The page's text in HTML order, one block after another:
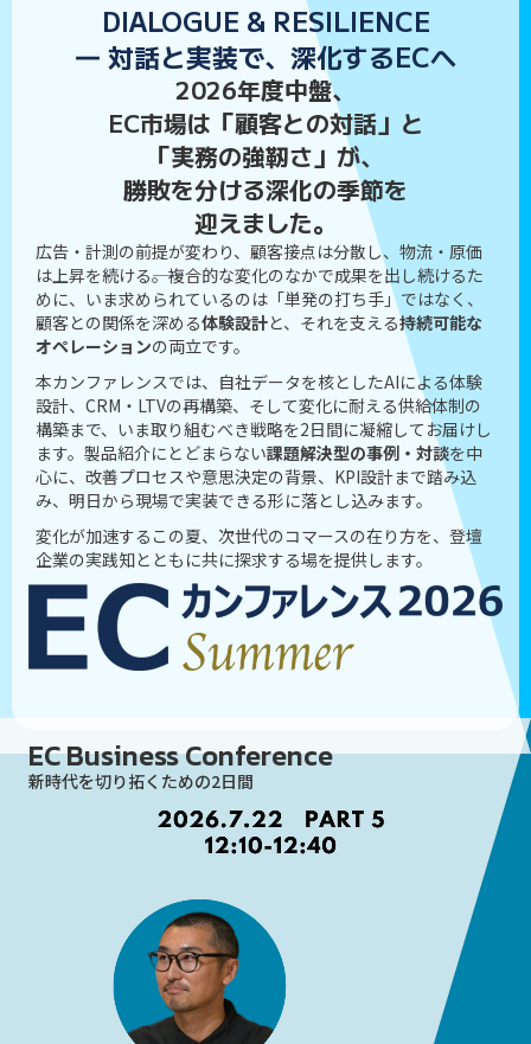
DIALOGUE & RESILIENCE
― 対話と実装で、深化するECへ
2026年度中盤、
EC市場は「顧客との対話」と
「実務の強靭さ」が、
勝敗を分ける深化の季節を
迎えました。
広告・計測の前提が変わり、顧客接点は分散し、物流・原価
は上昇を続ける――。複合的な変化のなかで成果を出し続けるた
めに、いま求められているのは「単発の打ち手」ではなく、
顧客との関係を深める体験設計と、それを支える持続可能な
オペレーションの両立です。
本カンファレンスでは、自社データを核としたAIによる体験
設計、CRM・LTVの再構築、そして変化に耐える供給体制の
構築まで、いま取り組むべき戦略を2日間に凝縮してお届けし
ます。製品紹介にとどまらない課題解決型の事例・対談を中
心に、改善プロセスや意思決定の背景、KPI設計まで踏み込
み、明日から現場で実装できる形に落とし込みます。
変化が加速するこの夏、次世代のコマースの在り方を、登壇
企業の実践知とともに共に探求する場を提供します。
EC Business Conference
新時代を切り拓くための2日間